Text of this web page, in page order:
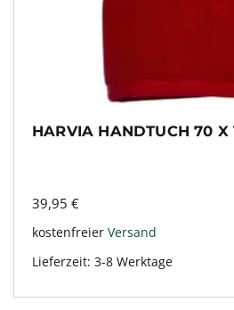
HARVIA HANDTUCH 70 X
39,95 €
kostenfreier Versand
Lieferzeit: 3-8 Werktage